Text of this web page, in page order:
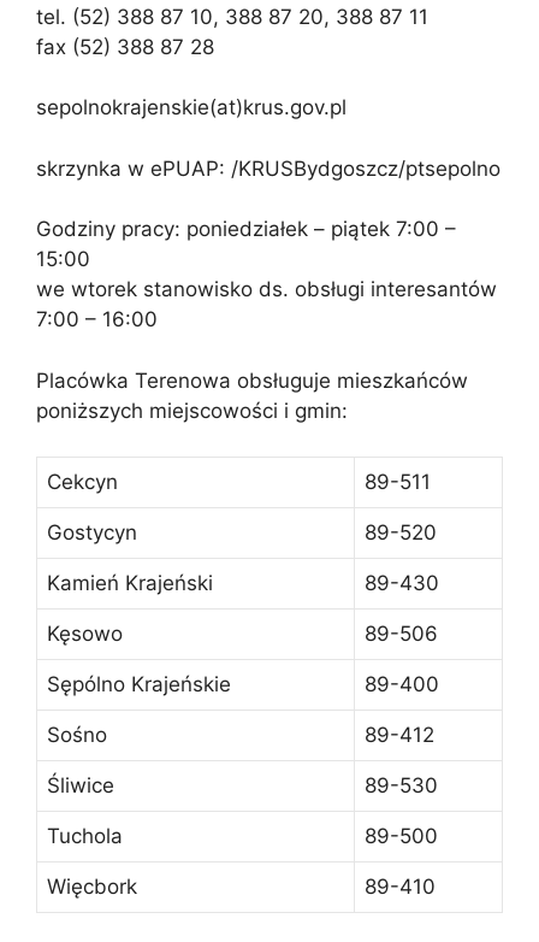
tel. (52) 388 87 10, 388 87 20, 388 87 11
fax (52) 388 87 28
sepolnokrajenskie(at)krus.gov.pl
skrzynka w ePUAP: /KRUSBydgoszcz/ptsepolno
Godziny pracy: poniedziałek – piątek 7:00 –
15:00
we wtorek stanowisko ds. obsługi interesantów
7:00 – 16:00
Placówka Terenowa obsługuje mieszkańców
poniższych miejscowości i gmin:
Cekcyn 89-511
Gostycyn 89-520
Kamień Krajeński 89-430
Kęsowo 89-506
Sępólno Krajeńskie 89-400
Sośno 89-412
Śliwice 89-530
Tuchola 89-500
Więcbork 89-410